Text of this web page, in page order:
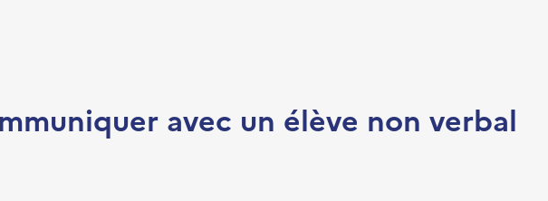
avec un élève non verbal